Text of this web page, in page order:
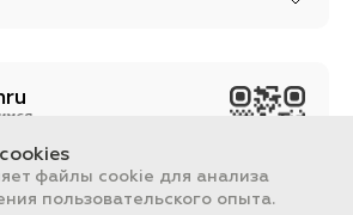
файлы cookie для анализа
пользовательского опыта.